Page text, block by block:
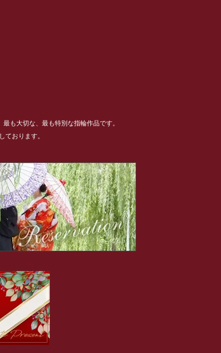
も大切な、最も特別な指輪作品です。
ております。